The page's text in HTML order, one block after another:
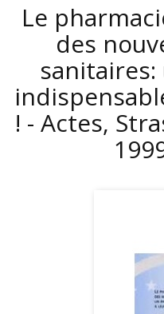
Le
des
! - Actes,